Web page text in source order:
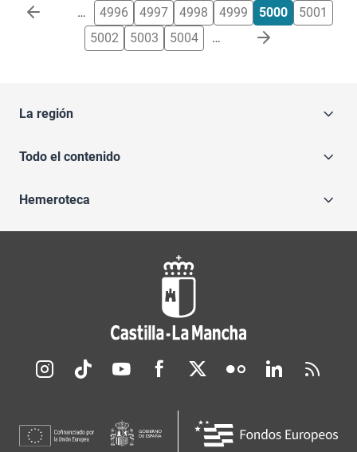
Paginación … 4996 4997 4998 4999 5000
5001
5002
5003 5004 …
La región
Todo el contenido
Hemeroteca
Redes sociales JCCM